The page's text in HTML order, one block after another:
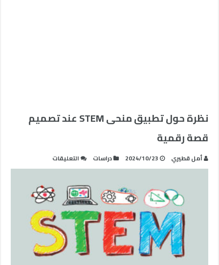
نظرة حول تطبيق منحى STEM عند تصميم
قصة رقمية
أمل قطيري 2024/10/23 دراسات التعليقات
نظرة
تطبيق
منحى
STEM
عند
تصميم
قصة
رقمية